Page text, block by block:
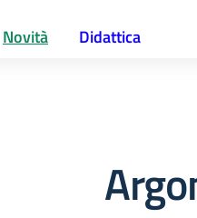
Novità Didattica